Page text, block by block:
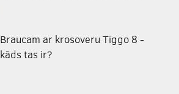
Braucam ar krosoveru Tiggo 8 -
kāds tas ir?